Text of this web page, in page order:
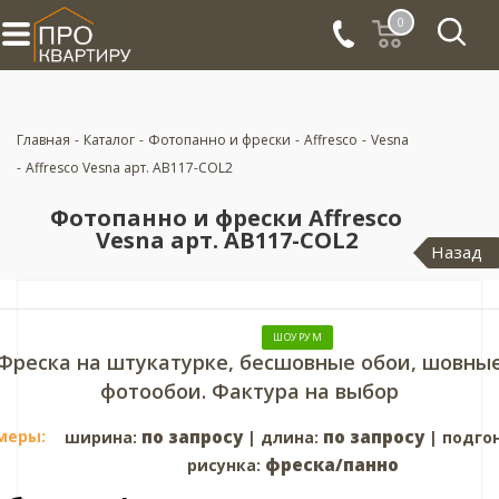
0
Главная - Каталог - Фотопанно и фрески - Affresco - Vesna
- Affresco Vesna арт. AB117-COL2
Фотопанно и фрески Affresco
Vesna арт. AB117-COL2 Назад
ШОУРУМ
на штукатурке, бесшовные обои,
фотообои. Фактура на выбор
ширина: по запросу| длина: по запросу|
рисунка: фреска/панно